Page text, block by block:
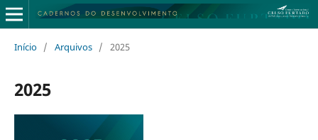
Início / Arquivos / 2025
2025